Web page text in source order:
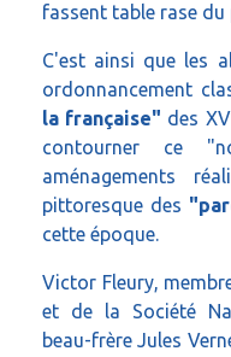
fassent table rase du
C'est ainsi que les
ordonnancement
la française" des
contourner ce
aménagements
pittoresque des
cette époque.
Victor Fleury,
et de la Société
beau-frère Jules